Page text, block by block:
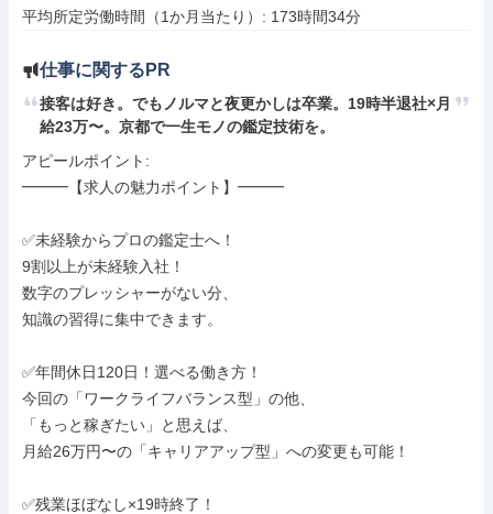
平均所定労働時間（1か月当たり）: 173時間34分
仕事に関するPR
接客は好き。でもノルマと夜更かしは卒業。19時半退社×月
アピールポイント:
━━━【求人の魅力ポイント】━━━
✅未経験からプロの鑑定士へ！
9割以上が未経験入社！
数字のプレッシャーがない分、
知識の習得に集中できます。
✅年間休日120日！選べる働き方！
今回の「ワークライフバランス型」の他、
「もっと稼ぎたい」と思えば、
月給26万円〜の「キャリアアップ型」への変更も可能！
✅残業ほぼなし×19時終了！